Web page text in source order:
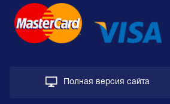
Полная версия сайта